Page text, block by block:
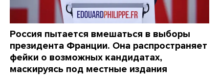
Россия пытается вмешаться в выборы
президента Франции. Она распространяет
фейки о возможных кандидатах,
маскируясь под местные издания